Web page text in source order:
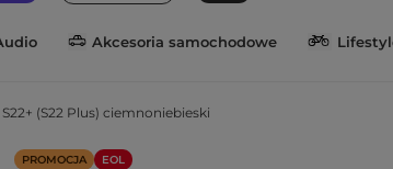
Akcesoria samochodowe
(S22 Plus) ciemnoniebieski
PROMOCJA EOL